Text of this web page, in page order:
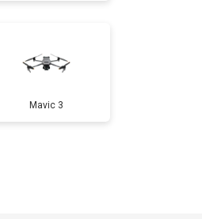
Mavic 3